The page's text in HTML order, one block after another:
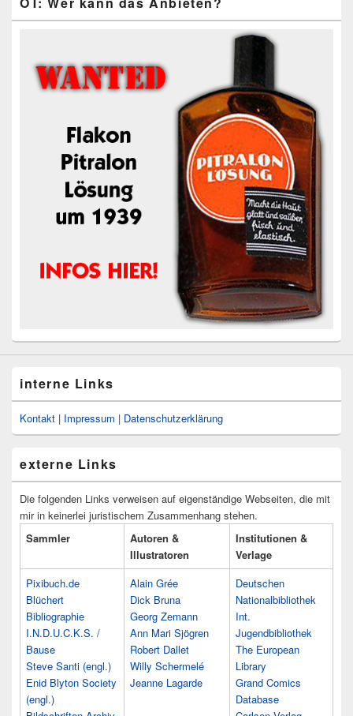
interne Links
Kontakt | Impressum | Datenschutzerklärung
externe Links
Die folgenden Links verweisen auf eigenständige Webseiten, die mit
mir in keinerlei juristischem Zusammenhang stehen.
Sammler
Autoren &
Illustratoren
Institutionen &
Verlage
Pixibuch.de
Blüchert
Bibliographie
I.N.D.U.C.K.S. /
Bause
Steve Santi (engl.)
Enid Blyton Society
(engl.)
Alain Grée
Dick Bruna
Georg Zemann
Ann Mari Sjögren
Robert Dallet
Willy Schermelé
Jeanne Lagarde
Deutschen
Nationalbibliothek
Int.
Jugendbibliothek
The European
Library
Grand Comics
Database